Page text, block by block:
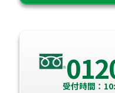
受付時間：